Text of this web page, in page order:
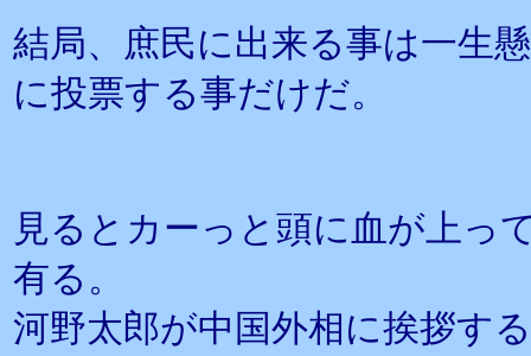
結局、庶民に出来る事は一生
に投票する事だけだ。
見るとカーっと頭に血が上っ
有る。
河野太郎が中国外相に挨拶す